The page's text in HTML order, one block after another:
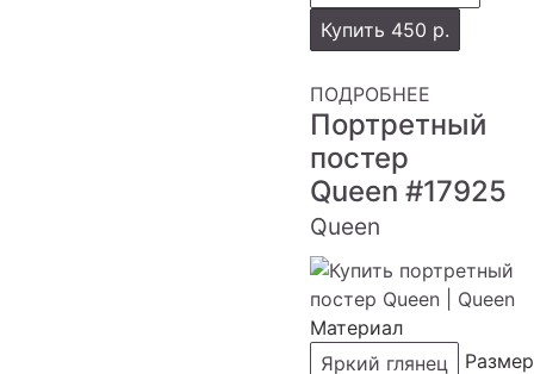
Купить 450 р.
ПОДРОБНЕЕ
Портретный
постер
Queen #17925
Queen
Материал
Яркий глянец
Размер